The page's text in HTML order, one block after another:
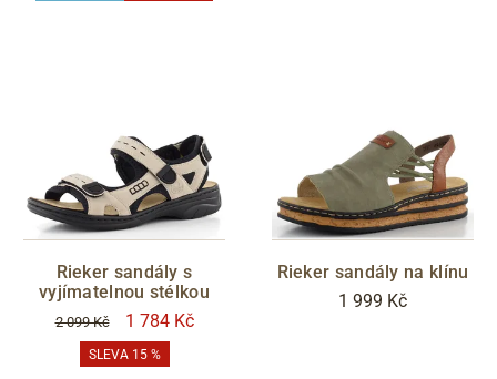
Rieker sandály s
vyjímatelnou stélkou
2 099 Kč 1 784 Kč
SLEVA 15 %
Rieker sandály na klínu
1 999 Kč